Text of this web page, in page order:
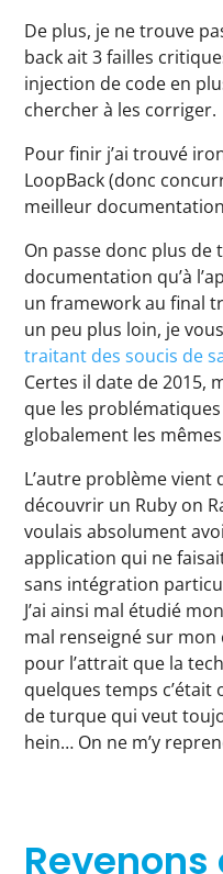
De plus, je ne trouve
back ait 3 failles
injection de code en
chercher à les corriger.
Pour finir j’ai trouvé
LoopBack (donc
meilleur
On passe donc plus de
documentation qu’à
un framework au final
un peu plus loin, je
traitant des soucis de
Certes il date de 2015,
que les
globalement les
L’autre problème vient
découvrir un Ruby on
voulais absolument
application qui ne
sans intégration
J’ai ainsi mal étudié
mal renseigné sur
pour l’attrait que la
quelques temps c’était
de turque qui veut
hein… On ne m’y
Revenons